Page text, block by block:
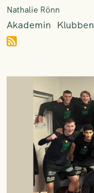
Nathalie Rönn
Akademin Klubben